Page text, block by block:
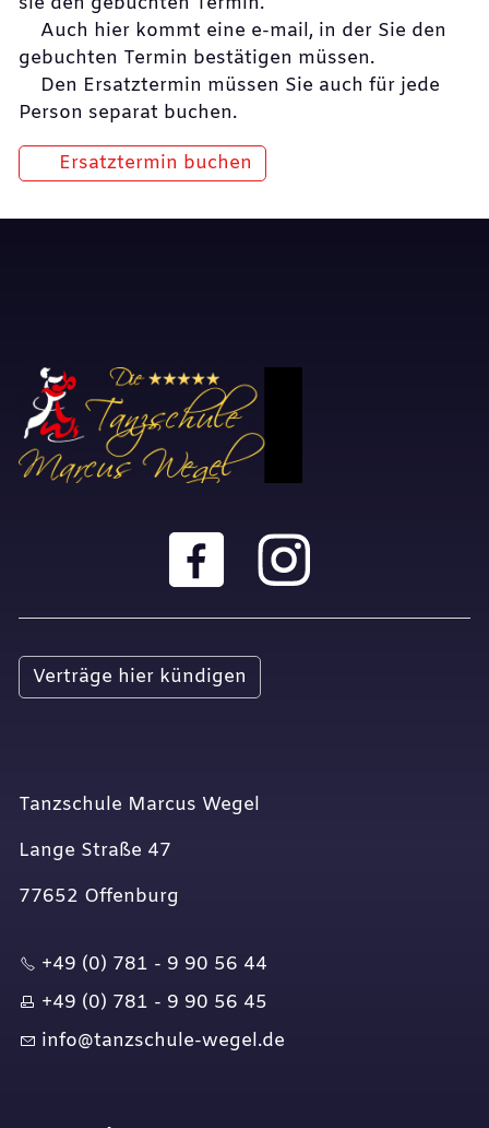
Auch hier kommt eine e-mail, in der Sie den
gebuchten Termin bestätigen müssen.
Den Ersatztermin müssen Sie auch für jede
Person separat buchen.
Ersatztermin buchen
Verträge hier kündigen
Tanzschule Marcus Wegel
Lange Straße 47
77652 Offenburg
+49 (0) 781 - 9 90 56 44
+49 (0) 781 - 9 90 56 45
nf
t nzsch l -w g l d